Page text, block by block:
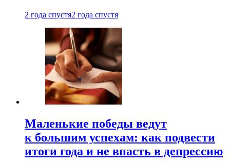
2 года спустя2 года спустя
Маленькие победы ведут
к большим успехам: как подвести
итоги года и не впасть в депрессию